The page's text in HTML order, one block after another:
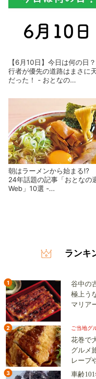
【6月10日】今日は何の日
行者が優先の道路はまさに
だった！ - おとなの...
朝はラーメンから始まる!?
24年話題の記事「おとなの
Web」10選 -...
ランキ
1
谷中の
極上う
マリア
2 ご当地グ
花巻で
グルメ
レープ
3
車齢